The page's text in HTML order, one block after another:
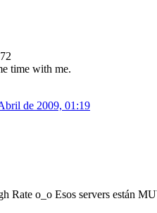
time with me.
de 2009, 01:19
Rate o_o Esos servers están